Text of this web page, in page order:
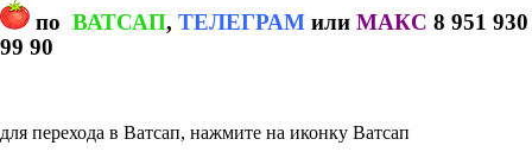
по ВАТСАП, ТЕЛЕГРАМ или МАКС 8 951 930
99 90
для перехода в Ватсап, нажмите на иконку Ватсап